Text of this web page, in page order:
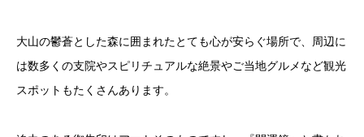
大山の鬱蒼とした森に囲まれたとても心が安らぐ場所で、周辺に
は数多くの支院やスピリチュアルな絶景やご当地グルメなど観光
スポットもたくさんあります。